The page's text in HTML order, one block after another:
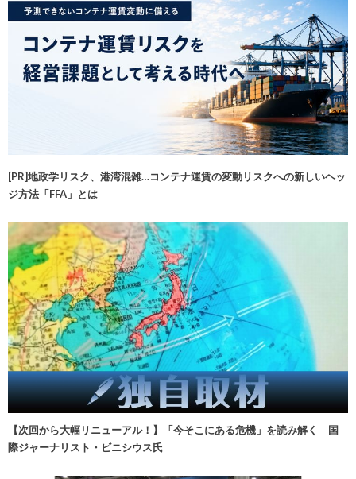
[PR]地政学リスク、港湾混雑…コンテナ運賃の変動リスクへの新しいヘッ
ジ方法「FFA」とは
【次回から大幅リニューアル！】「今そこにある危機」を読み解く 国
際ジャーナリスト・ビニシウス氏